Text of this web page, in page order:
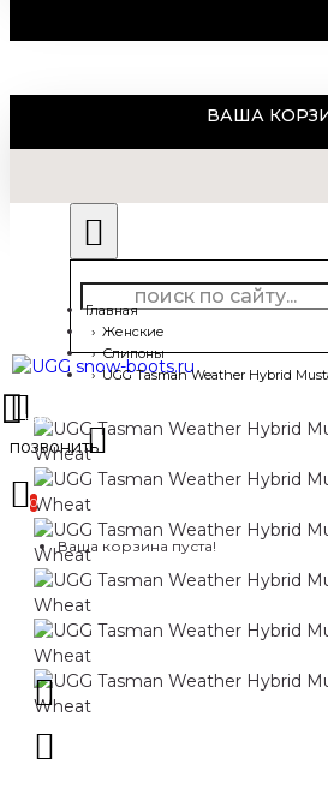
ВАША
0
Ваша корзина пуста!
Главная
Женские
Слипоны
UGG Tasman Weather Hybrid